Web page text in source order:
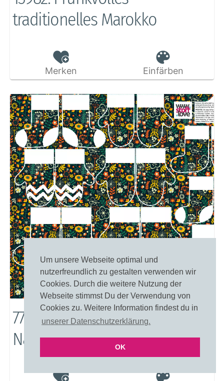
Um unsere Webseite optimal und
nutzerfreundlich zu gestalten verwenden wir
Cookies. Durch die weitere Nutzung der
Webseite stimmst Du der Verwendung von
Cookies zu. Weitere Information findest du in
unserer Datenschutzerklärung.
OK
traditionelles Marokko
Merken Einfärben
7723: Sommerblumen Bei
Nacht